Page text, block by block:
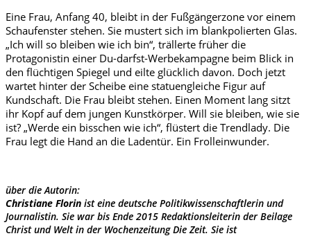
Eine Frau, Anfang 40, bleibt in der Fußgängerzone vor einem
Schaufenster stehen. Sie mustert sich im blankpolierten Glas.
„Ich will so bleiben wie ich bin“, trällerte früher die
Protagonistin einer Du-darfst-Werbekampagne beim Blick in
den flüchtigen Spiegel und eilte glücklich davon. Doch jetzt
wartet hinter der Scheibe eine statuengleiche Figur auf
Kundschaft. Die Frau bleibt stehen. Einen Moment lang sitzt
ihr Kopf auf dem jungen Kunstkörper. Will sie bleiben, wie sie
ist? „Werde ein bisschen wie ich“, flüstert die Trendlady. Die
Frau legt die Hand an die Ladentür. Ein Frolleinwunder.
über die Autorin:
Christiane Florin ist eine deutsche Politikwissenschaftlerin und
Journalistin. Sie war bis Ende 2015 Redaktionsleiterin der Beilage
Christ und Welt in der Wochenzeitung Die Zeit. Sie ist